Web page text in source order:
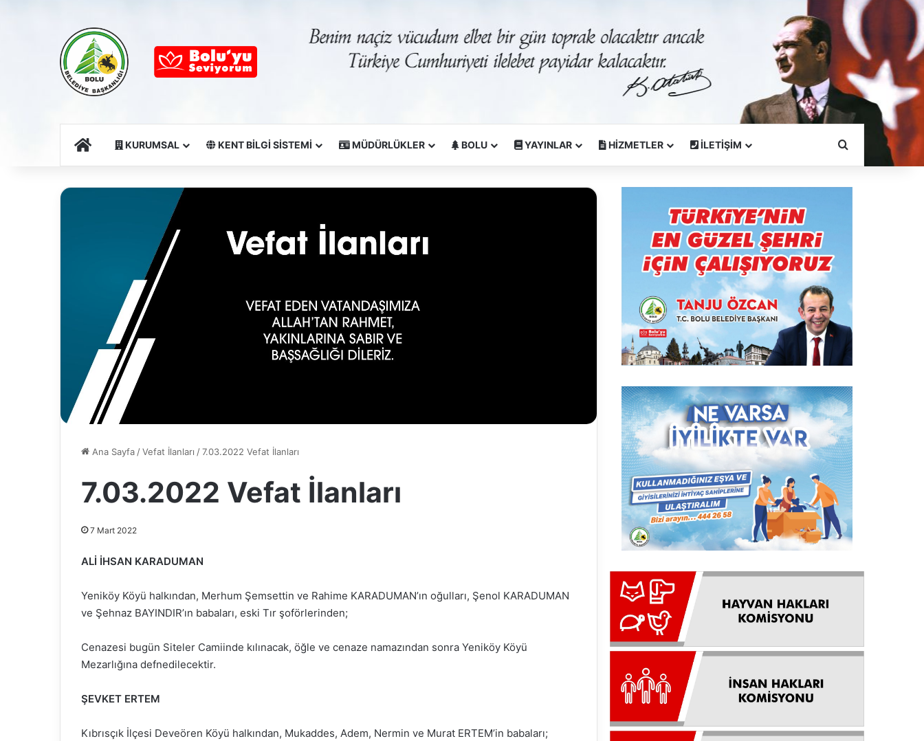
Ana SayfaKURUMSAL KENT BİLGİ SİSTEMİ MÜDÜRLÜKLER BOLU YAYINLAR HİZMETLER İLETİŞİM Arama Yapın
Ana Sayfa/Vefat İlanları /7.03.2022 Vefat İlanları
7.03.2022 Vefat İlanları
7 Mart 2022
ALİ İHSAN KARADUMAN
Yeniköy Köyü halkından, Merhum Şemsettin ve Rahime KARADUMAN’ın oğulları, Şenol KARADUMAN
ve Şehnaz BAYINDIR’ın babaları, eski Tır şoförlerinden;
Cenazesi bugün Siteler Camiinde kılınacak, öğle ve cenaze namazından sonra Yeniköy Köyü
Mezarlığına defnedilecektir.
ŞEVKET ERTEM
Kıbrısçık İlçesi Deveören Köyü halkından, Mukaddes, Adem, Nermin ve Murat ERTEM’in babaları;